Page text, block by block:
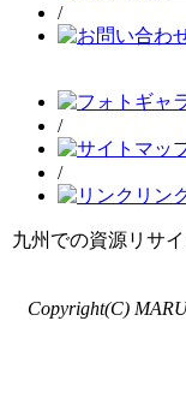
/
/
/
リン
九州での資源リサ
Copyright(C)